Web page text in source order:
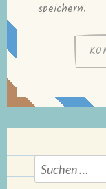
speichern.
Suchen
nach: